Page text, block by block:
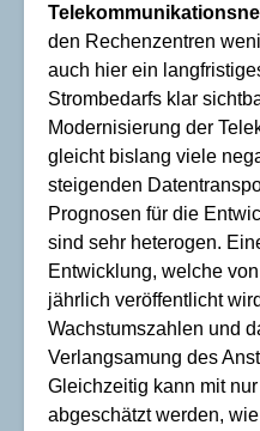
den Rechenzentren
auch hier ein
Strombedarfs klar
Modernisierung der
gleicht bislang viele
steigenden
Prognosen für die
sind sehr heterogen.
Entwicklung, welche
jährlich veröffentlicht
Wachstumszahlen und
Verlangsamung des
Gleichzeitig kann mit
abgeschätzt werden,